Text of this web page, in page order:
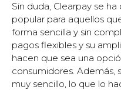
Sin duda, Clearpay se
popular para aquellos
forma sencilla y sin
pagos flexibles y su
hacen que sea una
consumidores. Además,
muy sencillo, lo que lo